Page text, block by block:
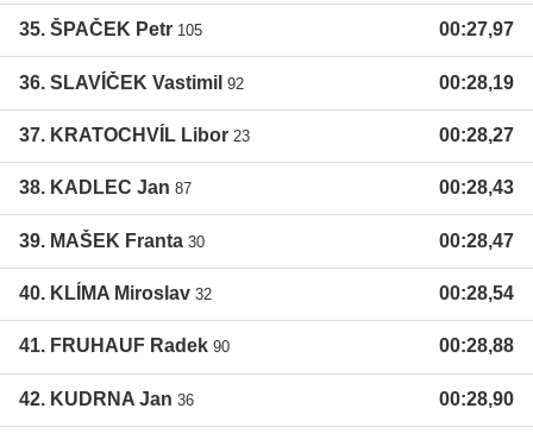
35. ŠPAČEK Petr 105 00:27,97
36. SLAVÍČEK Vastimil 92 00:28,19
37. KRATOCHVÍL Libor 23 00:28,27
38. KADLEC Jan 87 00:28,43
39. MAŠEK Franta 30 00:28,47
40. KLÍMA Miroslav 32 00:28,54
41. FRUHAUF Radek 90 00:28,88
42. KUDRNA Jan 36 00:28,90